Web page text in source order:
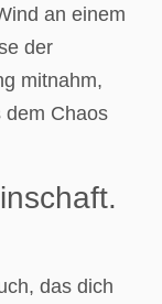
an einem
der
mitnahm,
dem Chaos
das dich